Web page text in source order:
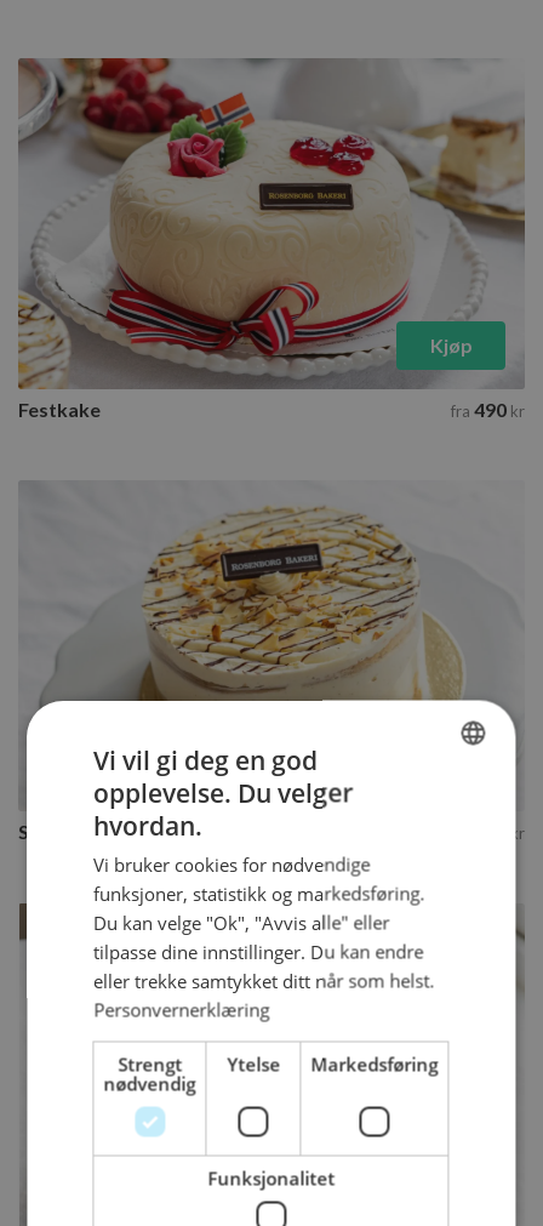
Kjøp
Festkake fra 490 kr
Suksessterte kr
Vi vil gi deg en god
opplevelse. Du velger
hvordan.
Vi bruker cookies for nødvendige
funksjoner, statistikk og markedsføring.
Du kan velge "Ok", "Avvis alle" eller
tilpasse dine innstillinger. Du kan endre
eller trekke samtykket ditt når som helst.
Personvernerklæring
Strengt
nødvendig
Ytelse Markedsføring
Funksjonalitet